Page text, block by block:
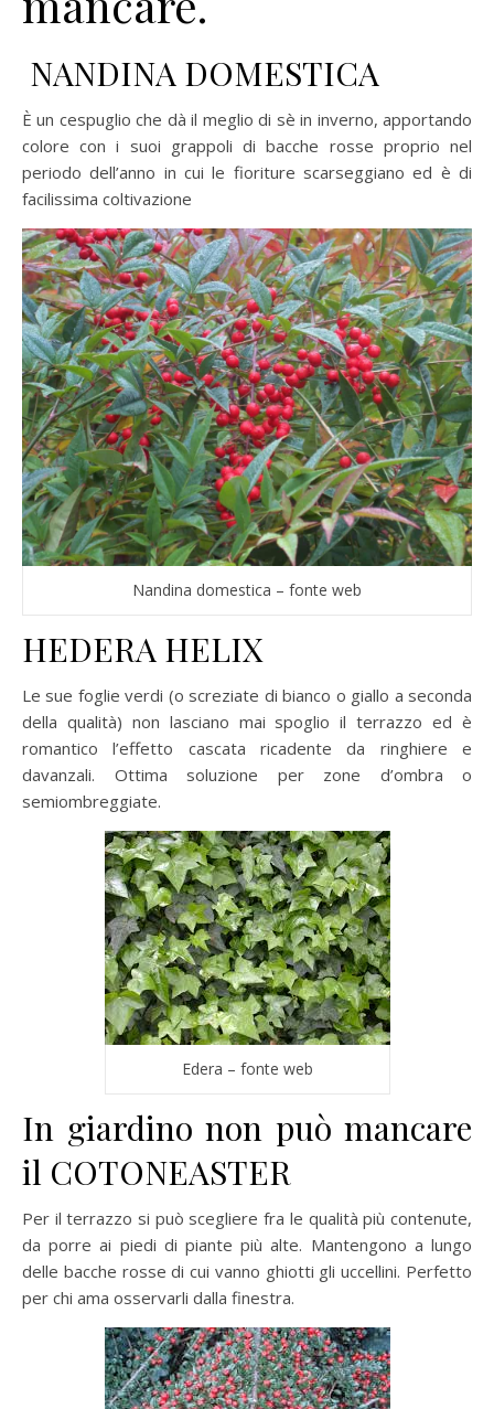
NANDINA DOMESTICA
È un cespuglio che dà il meglio di sè in inverno, apportando
colore con i suoi grappoli di bacche rosse proprio nel
periodo dell’anno in cui le fioriture scarseggiano ed è di
facilissima coltivazione
Nandina domestica – fonte web
HEDERA HELIX
Le sue foglie verdi (o screziate di bianco o giallo a seconda
della qualità) non lasciano mai spoglio il terrazzo ed è
romantico l’effetto cascata ricadente da ringhiere e
davanzali. Ottima soluzione per zone d’ombra o
semiombreggiate.
Edera – fonte web
In giardino non può mancare
il COTONEASTER
Per il terrazzo si può scegliere fra le qualità più contenute,
da porre ai piedi di piante più alte. Mantengono a lungo
delle bacche rosse di cui vanno ghiotti gli uccellini. Perfetto
per chi ama osservarli dalla finestra.